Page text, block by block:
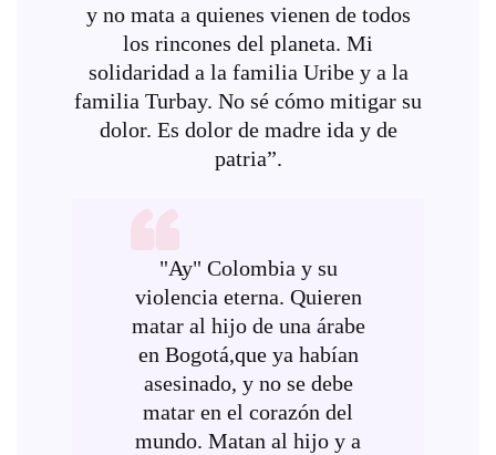
y no mata a quienes vienen de todos
los rincones del planeta. Mi
solidaridad a la familia Uribe y a la
familia Turbay. No sé cómo mitigar su
dolor. Es dolor de madre ida y de
patria”.
"Ay" Colombia y su
violencia eterna. Quieren
matar al hijo de una árabe
en Bogotá,que ya habían
asesinado, y no se debe
matar en el corazón del
mundo. Matan al hijo y a